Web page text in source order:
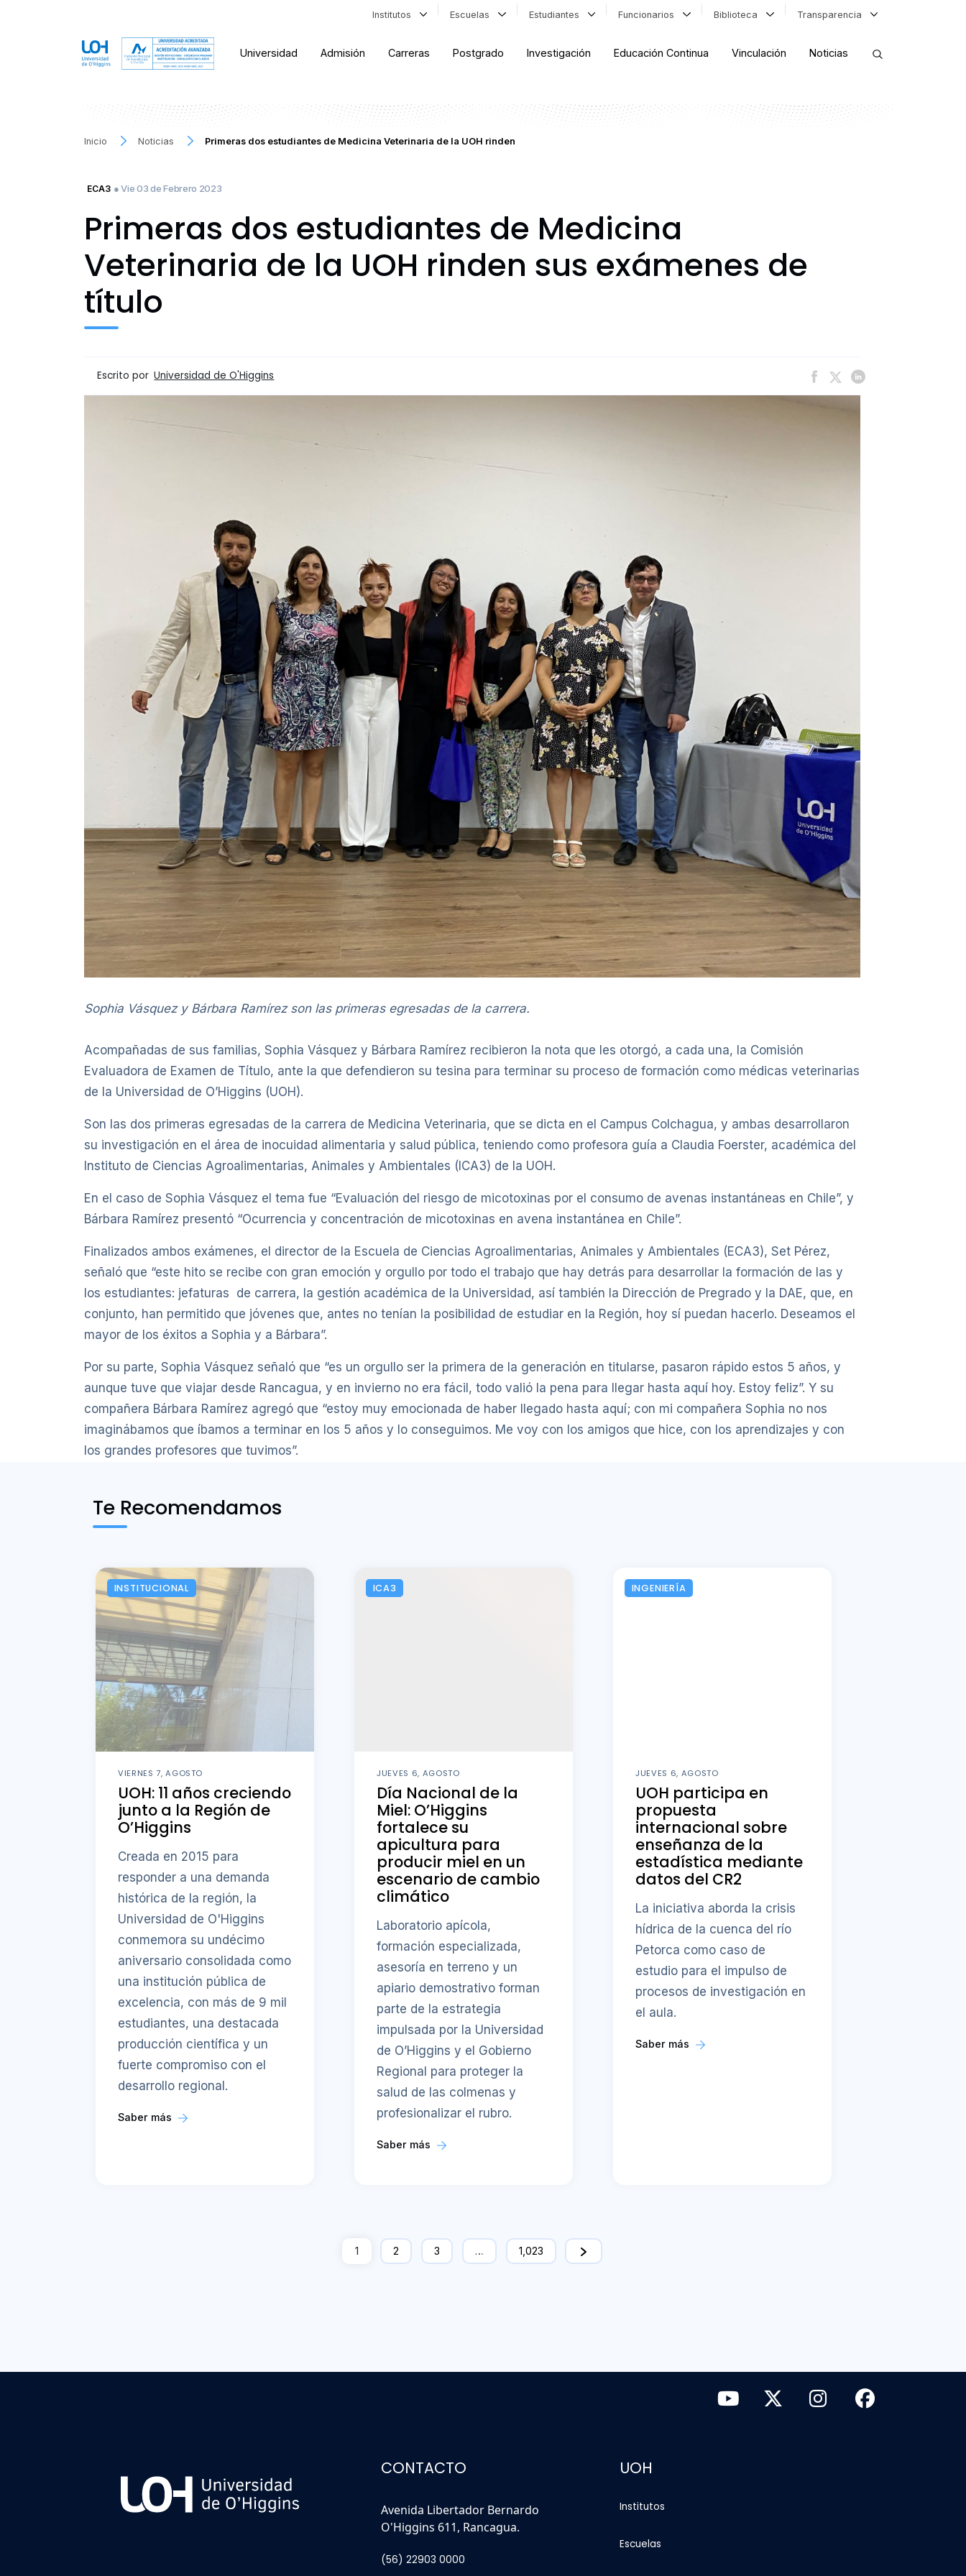
Institutos Escuelas Estudiantes Funcionarios Biblioteca Transparencia
Universidad Admisión Carreras Postgrado Investigación Educación Continua Vinculación Noticias
Inicio Noticias Primeras dos estudiantes de Medicina Veterinaria de la UOH rinden
ECA3 ● Vie 03 de Febrero 2023
Primeras dos estudiantes de Medicina
Veterinaria de la UOH rinden sus exámenes de
título
Escrito por Universidad de O'Higgins
Sophia Vásquez y Bárbara Ramírez son las primeras egresadas de la carrera.
Acompañadas de sus familias, Sophia Vásquez y Bárbara Ramírez recibieron la nota que les otorgó, a cada una, la Comisión
Evaluadora de Examen de Título, ante la que defendieron su tesina para terminar su proceso de formación como médicas veterinarias
de la Universidad de O’Higgins (UOH).
Son las dos primeras egresadas de la carrera de Medicina Veterinaria, que se dicta en el Campus Colchagua, y ambas desarrollaron
su investigación en el área de inocuidad alimentaria y salud pública, teniendo como profesora guía a Claudia Foerster, académica del
Instituto de Ciencias Agroalimentarias, Animales y Ambientales (ICA3) de la UOH.
En el caso de Sophia Vásquez el tema fue “Evaluación del riesgo de micotoxinas por el consumo de avenas instantáneas en Chile”, y
Bárbara Ramírez presentó “Ocurrencia y concentración de micotoxinas en avena instantánea en Chile”.
Finalizados ambos exámenes, el director de la Escuela de Ciencias Agroalimentarias, Animales y Ambientales (ECA3), Set Pérez,
señaló que “este hito se recibe con gran emoción y orgullo por todo el trabajo que hay detrás para desarrollar la formación de las y
los estudiantes: jefaturas de carrera, la gestión académica de la Universidad, así también la Dirección de Pregrado y la DAE, que, en
conjunto, han permitido que jóvenes que, antes no tenían la posibilidad de estudiar en la Región, hoy sí puedan hacerlo. Deseamos el
mayor de los éxitos a Sophia y a Bárbara”.
Por su parte, Sophia Vásquez señaló que “es un orgullo ser la primera de la generación en titularse, pasaron rápido estos 5 años, y
aunque tuve que viajar desde Rancagua, y en invierno no era fácil, todo valió la pena para llegar hasta aquí hoy. Estoy feliz”. Y su
compañera Bárbara Ramírez agregó que “estoy muy emocionada de haber llegado hasta aquí; con mi compañera Sophia no nos
imaginábamos que íbamos a terminar en los 5 años y lo conseguimos. Me voy con los amigos que hice, con los aprendizajes y con
los grandes profesores que tuvimos”.
Te Recomendamos
INSTITUCIONAL
VIERNES 7, AGOSTO
UOH: 11 años creciendo
junto a la Región de
O’Higgins
Creada en 2015 para
responder a una demanda
histórica de la región, la
Universidad de O'Higgins
conmemora su undécimo
aniversario consolidada como
una institución pública de
excelencia, con más de 9 mil
estudiantes, una destacada
producción científica y un
fuerte compromiso con el
desarrollo regional.
Saber más
ICA3
JUEVES 6, AGOSTO
Día Nacional de la
Miel: O’Higgins
fortalece su
apicultura para
producir miel en un
escenario de cambio
climático
Laboratorio apícola,
formación especializada,
asesoría en terreno y un
apiario demostrativo forman
parte de la estrategia
impulsada por la Universidad
de O’Higgins y el Gobierno
Regional para proteger la
salud de las colmenas y
profesionalizar el rubro.
Saber más
INGENIERÍA
JUEVES 6, AGOSTO
UOH participa en
propuesta
internacional sobre
enseñanza de la
estadística mediante
datos del CR2
La iniciativa aborda la crisis
hídrica de la cuenca del río
Petorca como caso de
estudio para el impulso de
procesos de investigación en
el aula.
Saber más
1 2 3 … 1,023
CONTACTO
Avenida Libertador Bernardo
O'Higgins 611, Rancagua.
(56) 22903 0000
UOH
Institutos
Escuelas